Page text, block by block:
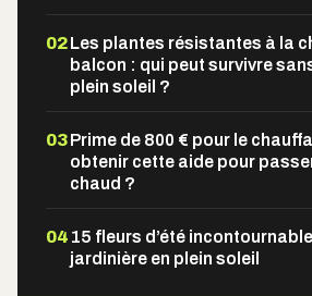
02Les plantes résistantes à la
balcon : qui peut survivre
plein soleil ?
03Prime de 800 € pour le
obtenir cette aide pour
chaud ?
04 15 fleurs d’été
jardinière en plein soleil